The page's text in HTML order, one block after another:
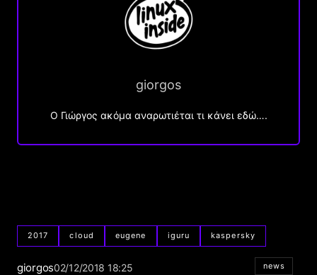
giorgos
Ο Γιώργος ακόμα αναρωτιέται τι κάνει εδώ….
2017 cloud eugene iguru kaspersky
giorgos02/12/2018 18:25 news